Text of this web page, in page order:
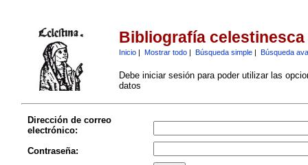
Bibliografía celestinesca
Inicio| Mostrar todo| Búsqueda simple| Búsqueda
Debe iniciar sesión para poder utilizar las
datos
Dirección de correo
electrónico:
Contraseña: